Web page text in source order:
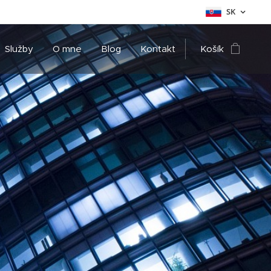
SK
Služby O mne Blog Kontakt Košík